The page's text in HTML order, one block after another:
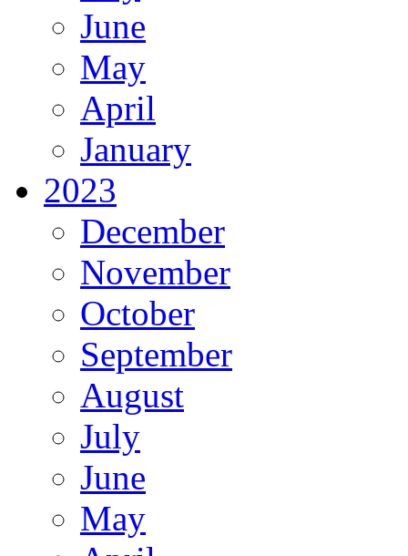
June
May
April
January
2023
December
November
October
September
August
July
June
May